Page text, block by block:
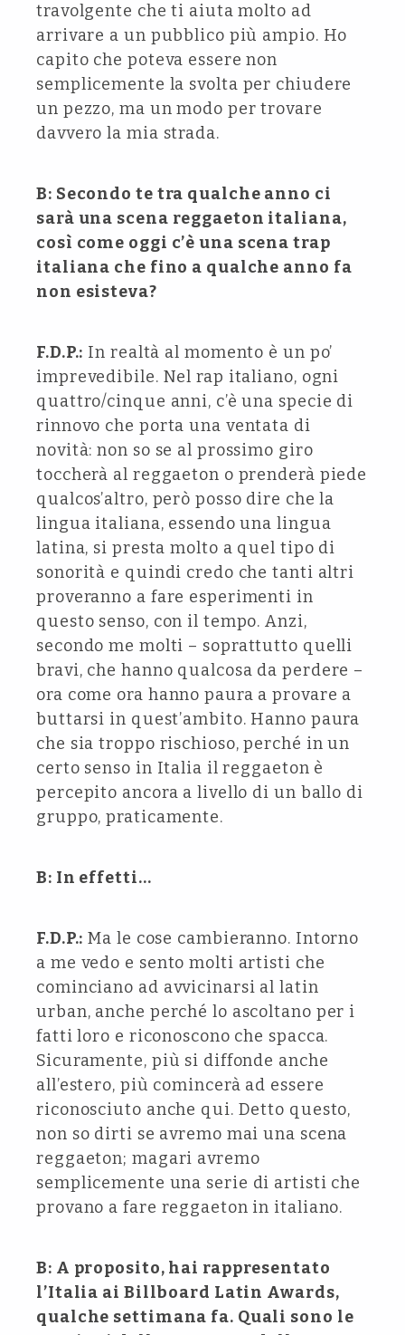
travolgente che ti aiuta molto ad
arrivare a un pubblico più ampio. Ho
capito che poteva essere non
semplicemente la svolta per chiudere
un pezzo, ma un modo per trovare
davvero la mia strada.
B: Secondo te tra qualche anno ci
sarà una scena reggaeton italiana,
così come oggi c’è una scena trap
italiana che fino a qualche anno fa
non esisteva?
F.D.P.: In realtà al momento è un po’
imprevedibile. Nel rap italiano, ogni
quattro/cinque anni, c’è una specie di
rinnovo che porta una ventata di
novità: non so se al prossimo giro
toccherà al reggaeton o prenderà piede
qualcos’altro, però posso dire che la
lingua italiana, essendo una lingua
latina, si presta molto a quel tipo di
sonorità e quindi credo che tanti altri
proveranno a fare esperimenti in
questo senso, con il tempo. Anzi,
secondo me molti – soprattutto quelli
bravi, che hanno qualcosa da perdere –
ora come ora hanno paura a provare a
buttarsi in quest’ambito. Hanno paura
che sia troppo rischioso, perché in un
certo senso in Italia il reggaeton è
percepito ancora a livello di un ballo di
gruppo, praticamente.
B: In effetti…
F.D.P.: Ma le cose cambieranno. Intorno
a me vedo e sento molti artisti che
cominciano ad avvicinarsi al latin
urban, anche perché lo ascoltano per i
fatti loro e riconoscono che spacca.
Sicuramente, più si diffonde anche
all’estero, più comincerà ad essere
riconosciuto anche qui. Detto questo,
non so dirti se avremo mai una scena
reggaeton; magari avremo
semplicemente una serie di artisti che
provano a fare reggaeton in italiano.
B: A proposito, hai rappresentato
l’Italia ai Billboard Latin Awards,
qualche settimana fa. Quali sono le